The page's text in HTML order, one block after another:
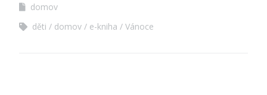
domov
děti
domov e-kniha Vánoce